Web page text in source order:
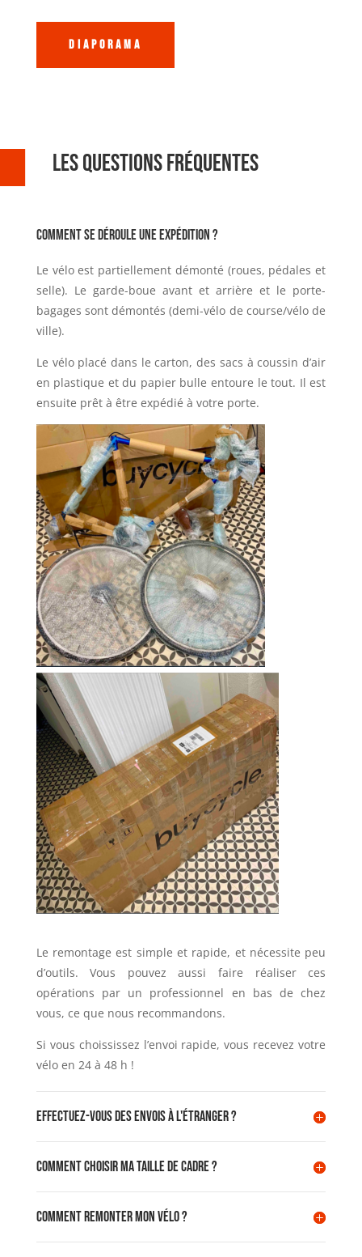
Diaporama
Les Questions Fréquentes
Comment se déroule une expédition ?
Le vélo est partiellement démonté (roues, pédales et
selle). Le garde-boue avant et arrière et le porte-
bagages sont démontés (demi-vélo de course/vélo de
ville).
Le vélo placé dans le carton, des sacs à coussin d’air
en plastique et du papier bulle entoure le tout. Il est
ensuite prêt à être expédié à votre porte.
Le remontage est simple et rapide, et nécessite peu
d’outils. Vous pouvez aussi faire réaliser ces
opérations par un professionnel en bas de chez
vous, ce que nous recommandons.
Si vous choississez l’envoi rapide, vous recevez votre
vélo en 24 à 48 h !
Effectuez-vous des envois à l'étranger ?
Comment choisir ma taille de cadre ?
Comment remonter mon vélo ?